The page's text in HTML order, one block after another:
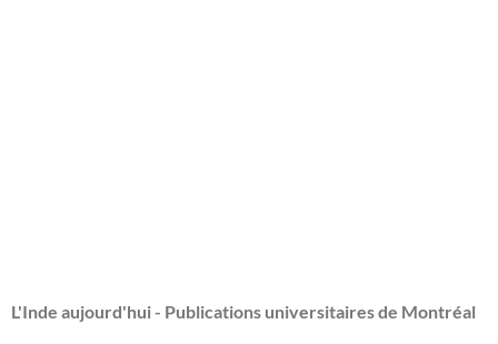
L'Inde aujourd'hui - Publications universitaires de Montréal